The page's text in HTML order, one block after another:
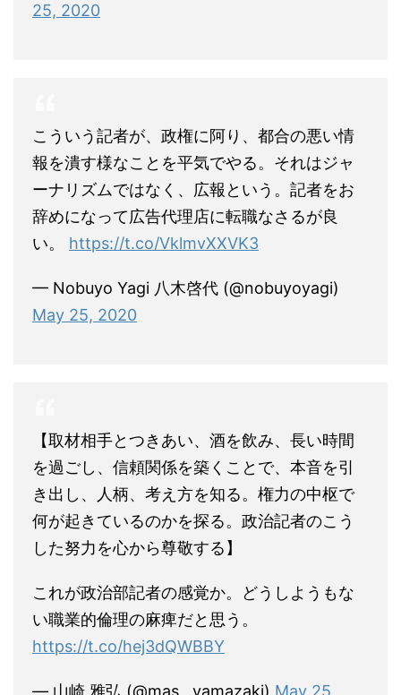
25, 2020
こういう記者が、政権に阿り、都合の悪い情
報を潰す様なことを平気でやる。それはジャ
ーナリズムではなく、広報という。記者をお
辞めになって広告代理店に転職なさるが良
い。 https://t.co/VklmvXXVK3
— Nobuyo Yagi 八木啓代 (@nobuyoyagi)
May 25, 2020
【取材相手とつきあい、酒を飲み、長い時間
を過ごし、信頼関係を築くことで、本音を引
き出し、人柄、考え方を知る。権力の中枢で
何が起きているのかを探る。政治記者のこう
した努力を心から尊敬する】
これが政治部記者の感覚か。どうしようもな
い職業的倫理の麻痺だと思う。
https://t.co/hej3dQWBBY
— 山崎 雅弘 (@mas__yamazaki) May 25,